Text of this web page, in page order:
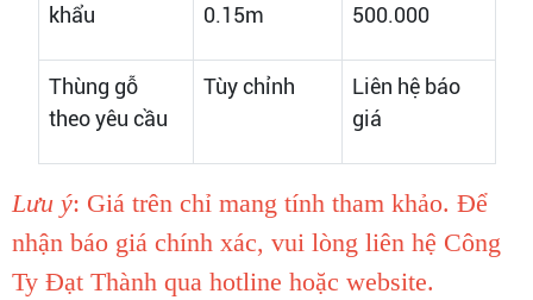
khẩu
0.15m
500.000
Thùng gỗ
theo yêu cầu
Tùy chỉnh
Liên hệ báo
giá
Lưu ý: Giá trên chỉ mang tính tham khảo. Để
nhận báo giá chính xác, vui lòng liên hệ Công
Ty Đạt Thành qua hotline hoặc website.